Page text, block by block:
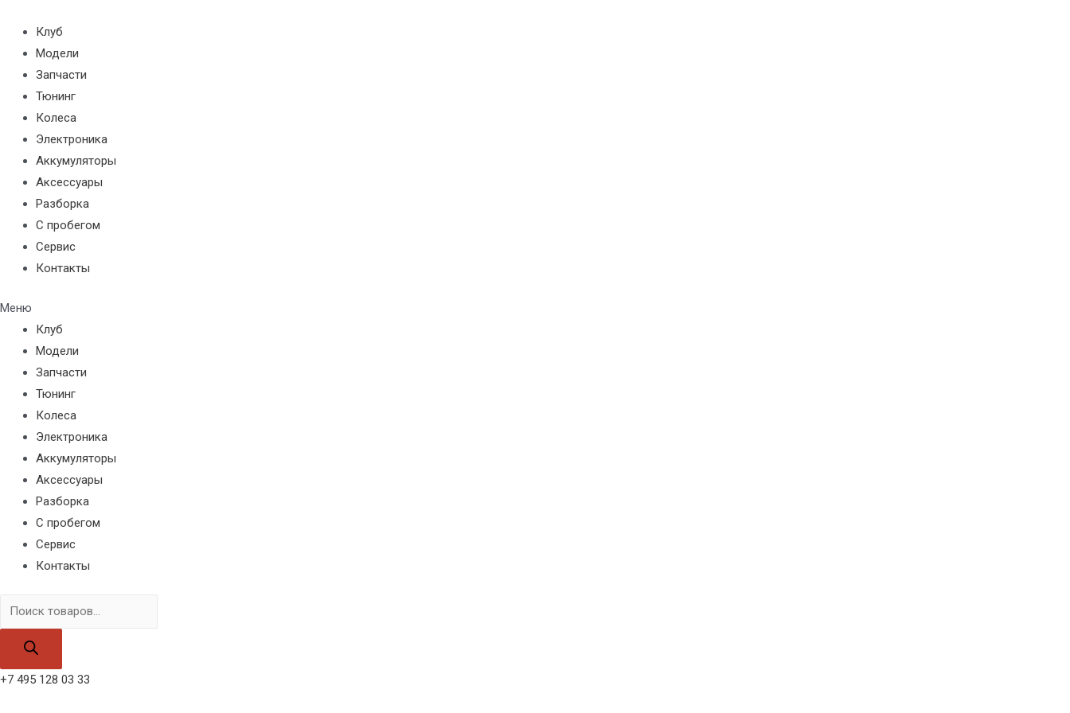
содержимому
Клуб
Модели
Запчасти
Тюнинг
Колеса
Электроника
Аккумуляторы
Аксессуары
Разборка
С пробегом
Сервис
Контакты
Меню
Клуб
Модели
Запчасти
Тюнинг
Колеса
Электроника
Аккумуляторы
Аксессуары
Разборка
С пробегом
Сервис
Контакты
Поиск
товаров
+7 495 128 03 33